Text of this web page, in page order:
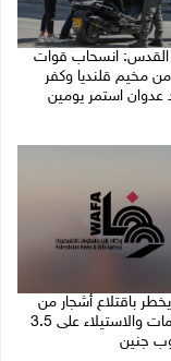
انسحاب قوات
من مخيم قلنديا وكفر
استمر يومين
يخطر باقتلاع أشجار من
310 دونمات والاستيلاء على 3.5
جنين